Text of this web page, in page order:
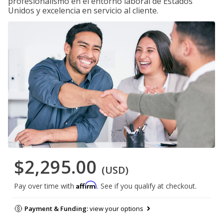
Unidos y excelencia en servicio al cliente.
$2,295.00 (USD)
Pay over time with Affirm. See if you qualify at checkout.
Payment & Funding:view your options